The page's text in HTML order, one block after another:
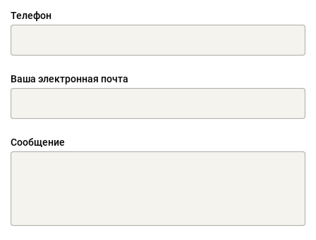
Телефон
Ваша электронная почта
Сообщение